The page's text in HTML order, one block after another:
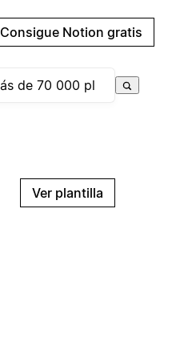
Consigue Notion gratis
Ver plantilla